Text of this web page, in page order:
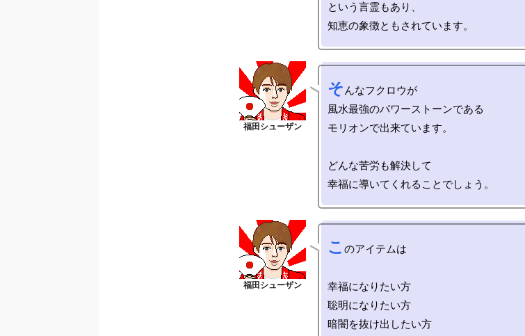
という言霊もあり、
そんなフクロウが
風水最強のパワーストーンである
モリオンで出来ています。
どんな苦労も解決して
こ のアイテムは
幸福になりたい方
聡明になりたい方
暗闇を抜け出したい方